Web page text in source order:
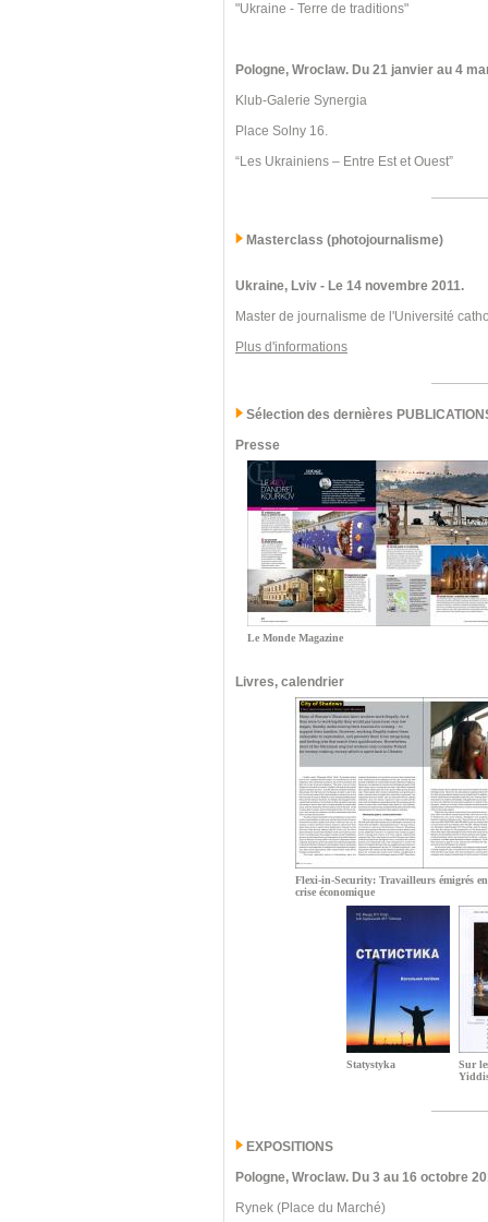
"Ukraine - Terre de traditions"
Pologne, Wroclaw. Du 21 janvier au 4
Klub-Galerie Synergia
Place Solny 16.
“Les Ukrainiens – Entre Est et Ouest”
Masterclass (photojournalisme)
Ukraine, Lviv - Le 14 novembre 2011.
Master de journalisme de l'Université
Plus d'informations
Sélection des dernières
Presse
Le Monde Magazine
Livres, calendrier
Flexi-in-Security: Travailleurs émigrés
crise économique
Statystyka
Sur
EXPOSITIONS
Pologne, Wroclaw. Du 3 au 16 octobre
Rynek (Place du Marché)